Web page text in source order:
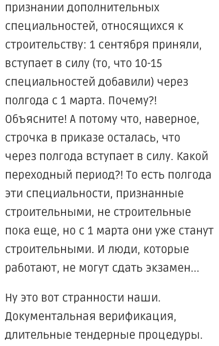
признании дополнительных
специальностей, относящихся к
строительству: 1 сентября приняли,
вступает в силу (то, что 10-15
специальностей добавили) через
полгода с 1 марта. Почему?!
Объясните! А потому что, наверное,
строчка в приказе осталась, что
через полгода вступает в силу. Какой
переходный период?! То есть полгода
эти специальности, признанные
строительными, не строительные
пока еще, но с 1 марта они уже станут
строительными. И люди, которые
работают, не могут сдать экзамен...
Ну это вот странности наши.
Документальная верификация,
длительные тендерные процедуры.